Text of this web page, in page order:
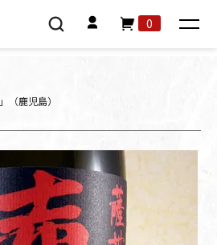
0
（鹿児島）